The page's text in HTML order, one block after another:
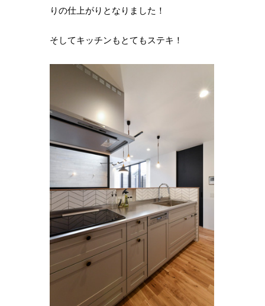
りの仕上がりとなりました！
そしてキッチンもとてもステキ！